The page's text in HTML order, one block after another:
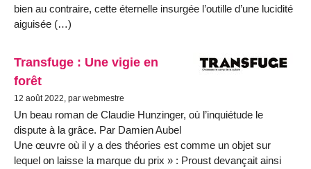
bien au contraire, cette éternelle insurgée l’outille d’une lucidité
aiguisée (…)
Transfuge : Une vigie en
forêt
12 août 2022, par webmestre
Un beau roman de Claudie Hunzinger, où l’inquiétude le
dispute à la grâce. Par Damien Aubel
Une œuvre où il y a des théories est comme un objet sur
lequel on laisse la marque du prix » : Proust devançait ainsi